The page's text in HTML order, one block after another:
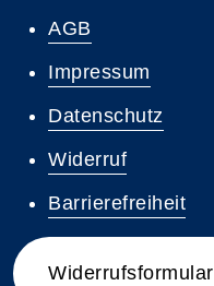
AGB
Impressum
Datenschutz
Widerruf
Barrierefreiheit
Widerrufsformular